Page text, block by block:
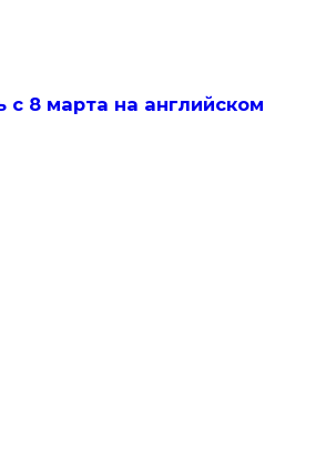
с 8 марта на английском